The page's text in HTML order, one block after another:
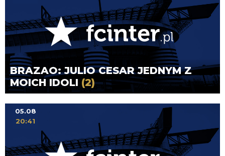
BRAZAO: JULIO CESAR JEDNYM Z
MOICH IDOLI (2)
05.08
20:41